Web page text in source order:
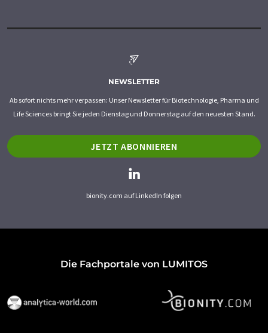
NEWSLETTER
Ab sofort nichts mehr verpassen: Unser Newsletter für Biotechnologie, Pharma und
Life Sciences bringt Sie jeden Dienstag und Donnerstag auf den neuesten Stand.
JETZT ABONNIEREN
bionity.com auf LinkedIn folgen
Die Fachportale von LUMITOS